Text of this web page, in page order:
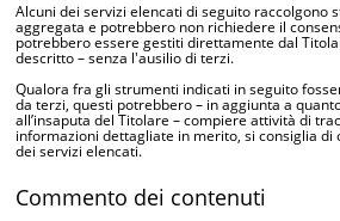
Alcuni dei servizi elencati di seguito raccolgono
aggregata e potrebbero non richiedere il
potrebbero essere gestiti direttamente dal
descritto – senza l'ausilio di terzi.
Qualora fra gli strumenti indicati in seguito
da terzi, questi potrebbero – in aggiunta a
all’insaputa del Titolare – compiere attività di
informazioni dettagliate in merito, si consiglia di
dei servizi elencati.
Commento dei contenuti